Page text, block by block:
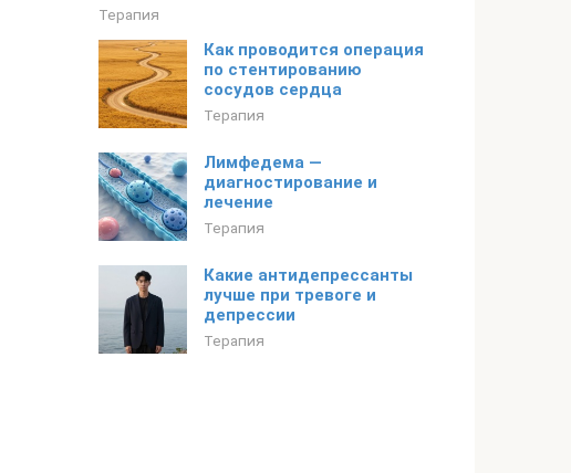
Терапия
Как проводится операция
по стентированию
сосудов сердца
Терапия
Лимфедема —
диагностирование и
лечение
Терапия
Какие антидепрессанты
лучше при тревоге и
депрессии
Терапия